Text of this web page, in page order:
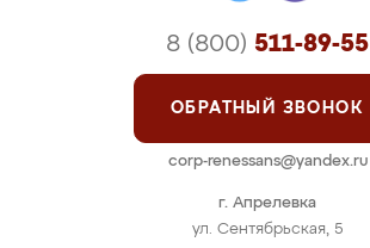
г. Апрелевка
ул. Сентябрьская, 5
8 (800) 511-89-55
ОБРАТНЫЙ ЗВОНОК
corp-renessans@yandex.ru